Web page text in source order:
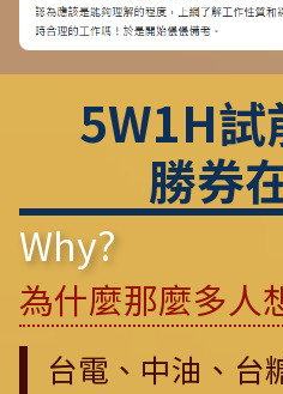
5W1H試
勝券
Why?
為什麼那麼多人
台電、中油、台